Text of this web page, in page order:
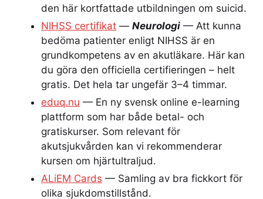
den här kortfattade utbildningen om suicid.
NIHSS certifikat — Neurologi — Att kunna
bedöma patienter enligt NIHSS är en
grundkompetens av en akutläkare. Här kan
du göra den officiella certifieringen – helt
gratis. Det hela tar ungefär 3–4 timmar.
eduq.nu — En ny svensk online e-learning
plattform som har både betal- och
gratiskurser. Som relevant för
akutsjukvården kan vi rekommenderar
kursen om hjärtultraljud.
ALiEM Cards — Samling av bra fickkort för
olika sjukdomstillstånd.